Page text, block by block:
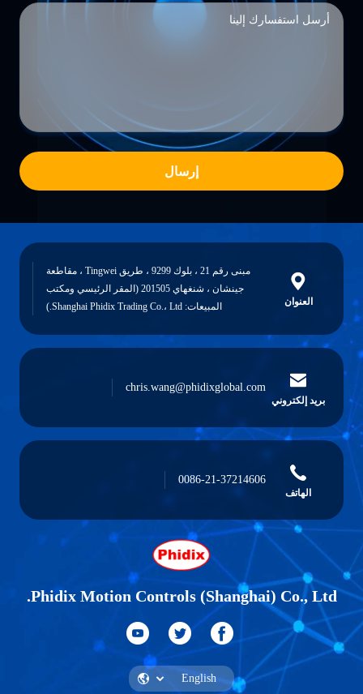
إرسال
العنوان
مبنى رقم 21 ، بلوك 9299 ، طريق Tingwei ، مقاطعة
جينشان ، شنغهاي 201505 (المقر الرئيسي ومكتب
المبيعات: Shanghai Phidix Trading Co.، Ltd.)
بريد إلكتروني
chris.wang@phidixglobal.com
الهاتف
0086-21-37214606
Phidix Motion Controls (Shanghai) Co., Ltd.